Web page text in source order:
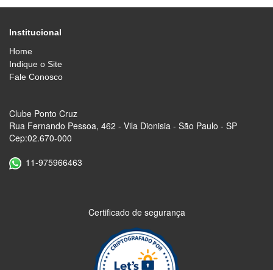
Institucional
Home
Indique o Site
Fale Conosco
Clube Ponto Cruz
Rua Fernando Pessoa, 462 - Vila Dionisia - São Paulo - SP
Cep:02.670-000
11-975966463
Certificado de segurança